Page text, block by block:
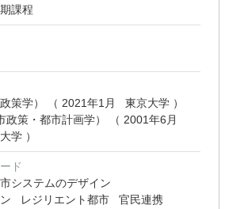
課程
策学） （ 2021年1月 東京大学 ）
政策・都市計画学） （ 2001年6月
学 ）
ド
システムのデザイン
レジリエント都市
官民連携